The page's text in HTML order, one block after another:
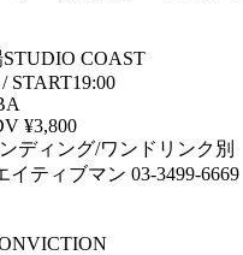
COAST
START19:00
¥3,800
ディング/ワンドリンク別
イティブマン 03-3499-6669